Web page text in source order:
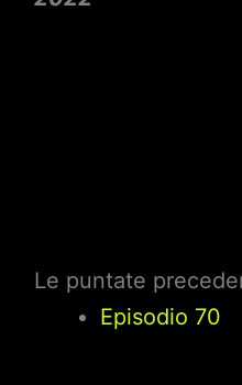
Le puntate
Episodio 70